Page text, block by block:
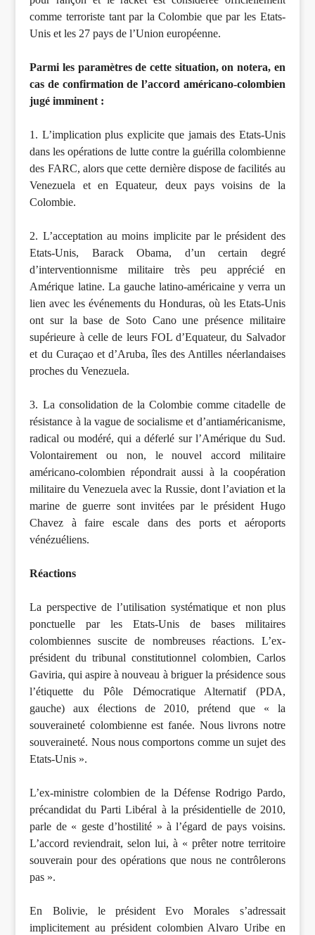
comme terroriste tant par la Colombie que par les Etats-
Unis et les 27 pays de l’Union européenne.
Parmi les paramètres de cette situation, on notera, en
cas de confirmation de l’accord américano-colombien
jugé imminent :
1. L’implication plus explicite que jamais des Etats-Unis
dans les opérations de lutte contre la guérilla colombienne
des FARC, alors que cette dernière dispose de facilités au
Venezuela et en Equateur, deux pays voisins de la
Colombie.
2. L’acceptation au moins implicite par le président des
Etats-Unis, Barack Obama, d’un certain degré
d’interventionnisme militaire très peu apprécié en
Amérique latine. La gauche latino-américaine y verra un
lien avec les événements du Honduras, où les Etats-Unis
ont sur la base de Soto Cano une présence militaire
supérieure à celle de leurs FOL d’Equateur, du Salvador
et du Curaçao et d’Aruba, îles des Antilles néerlandaises
proches du Venezuela.
3. La consolidation de la Colombie comme citadelle de
résistance à la vague de socialisme et d’antiaméricanisme,
radical ou modéré, qui a déferlé sur l’Amérique du Sud.
Volontairement ou non, le nouvel accord militaire
américano-colombien répondrait aussi à la coopération
militaire du Venezuela avec la Russie, dont l’aviation et la
marine de guerre sont invitées par le président Hugo
Chavez à faire escale dans des ports et aéroports
vénézuéliens.
Réactions
La perspective de l’utilisation systématique et non plus
ponctuelle par les Etats-Unis de bases militaires
colombiennes suscite de nombreuses réactions. L’ex-
président du tribunal constitutionnel colombien, Carlos
Gaviria, qui aspire à nouveau à briguer la présidence sous
l’étiquette du Pôle Démocratique Alternatif (PDA,
gauche) aux élections de 2010, prétend que « la
souveraineté colombienne est fanée. Nous livrons notre
souveraineté. Nous nous comportons comme un sujet des
Etats-Unis ».
L’ex-ministre colombien de la Défense Rodrigo Pardo,
précandidat du Parti Libéral à la présidentielle de 2010,
parle de « geste d’hostilité » à l’égard de pays voisins.
L’accord reviendrait, selon lui, à « prêter notre territoire
souverain pour des opérations que nous ne contrôlerons
pas ».
En Bolivie, le président Evo Morales s’adressait
implicitement au président colombien Alvaro Uribe en